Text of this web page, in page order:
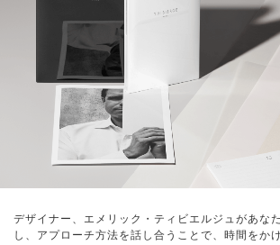
デザイナー、エメリック・ティビエルジュがあな
し、アプローチ方法を話し合うことで、時間をか